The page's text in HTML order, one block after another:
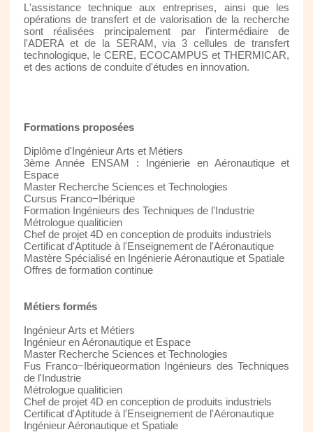
L'assistance technique aux entreprises, ainsi que les
opérations de transfert et de valorisation de la recherche
sont réalisées principalement par l'intermédiaire de
l'ADERA et de la SERAM, via 3 cellules de transfert
technologique, le CERE, ECOCAMPUS et THERMICAR,
et des actions de conduite d'études en innovation.
Formations proposées
Diplôme d'Ingénieur Arts et Métiers
3ème Année ENSAM : Ingénierie en Aéronautique et
Espace
Master Recherche Sciences et Technologies
Cursus Franco−Ibérique
Formation Ingénieurs des Techniques de l'Industrie
Métrologue qualiticien
Chef de projet 4D en conception de produits industriels
Certificat d'Aptitude à l'Enseignement de l'Aéronautique
Mastère Spécialisé en Ingénierie Aéronautique et Spatiale
Offres de formation continue
Métiers formés
Ingénieur Arts et Métiers
Ingénieur en Aéronautique et Espace
Master Recherche Sciences et Technologies
Fus Franco−Ibériqueormation Ingénieurs des Techniques
de l'Industrie
Métrologue qualiticien
Chef de projet 4D en conception de produits industriels
Certificat d'Aptitude à l'Enseignement de l'Aéronautique
Ingénieur Aéronautique et Spatiale